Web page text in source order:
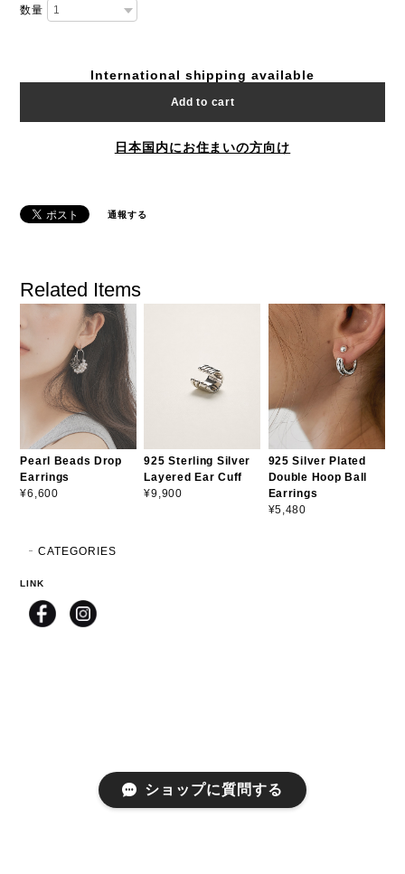
数量
International shipping available
Add to cart
日本国内にお住まいの方向け
通報する
Related Items
Pearl Beads Drop
Earrings
¥6,600
925 Sterling Silver
Layered Ear Cuff
¥9,900
925 Silver Plated
Double Hoop Ball
Earrings
¥5,480
CATEGORIES
LINK
ショップに質問する